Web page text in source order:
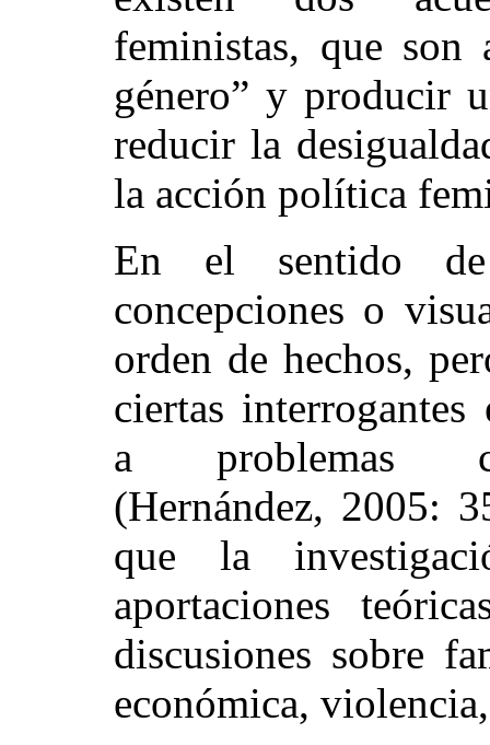
feministas, que son
género” y producir
reducir la
la acción política
En el sentido
concepciones o
orden de hechos,
ciertas interrogantes
a problemas
(Hernández, 2005:
que la
aportaciones
discusiones sobre
económica,